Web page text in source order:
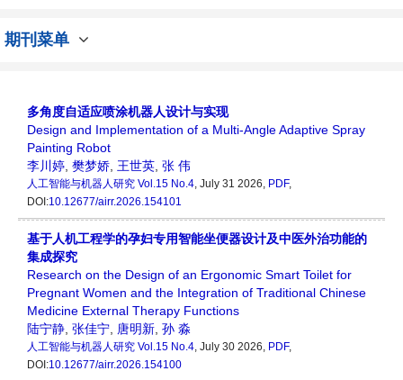
期刊菜单
多角度自适应喷涂机器人设计与实现
Design and Implementation of a Multi-Angle Adaptive Spray
Painting Robot
李川婷 樊梦娇 王世英 张 伟
人工智能与机器人研究 Vol.15 No.4, July 31 2026, PDF,
DOI:10.12677/airr.2026.154101
基于人机工程学的孕妇专用智能坐便器设计及中医外治功能的
集成探究
Research on the Design of an Ergonomic Smart Toilet for
Pregnant Women and the Integration of Traditional Chinese
Medicine External Therapy Functions
陆宁静 张佳宁 唐明新 孙 淼
人工智能与机器人研究 Vol.15 No.4, July 30 2026, PDF,
DOI:10.12677/airr.2026.154100